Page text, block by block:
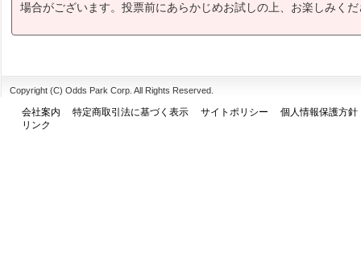
場合がございます。投票前にあらかじめお試しの上、お楽しみく
Copyright (C) Odds Park Corp. All Rights Reserved.
会社案内 特定商取引法に基づく表示 サイトポリシー
個人情報保護方針
リンク